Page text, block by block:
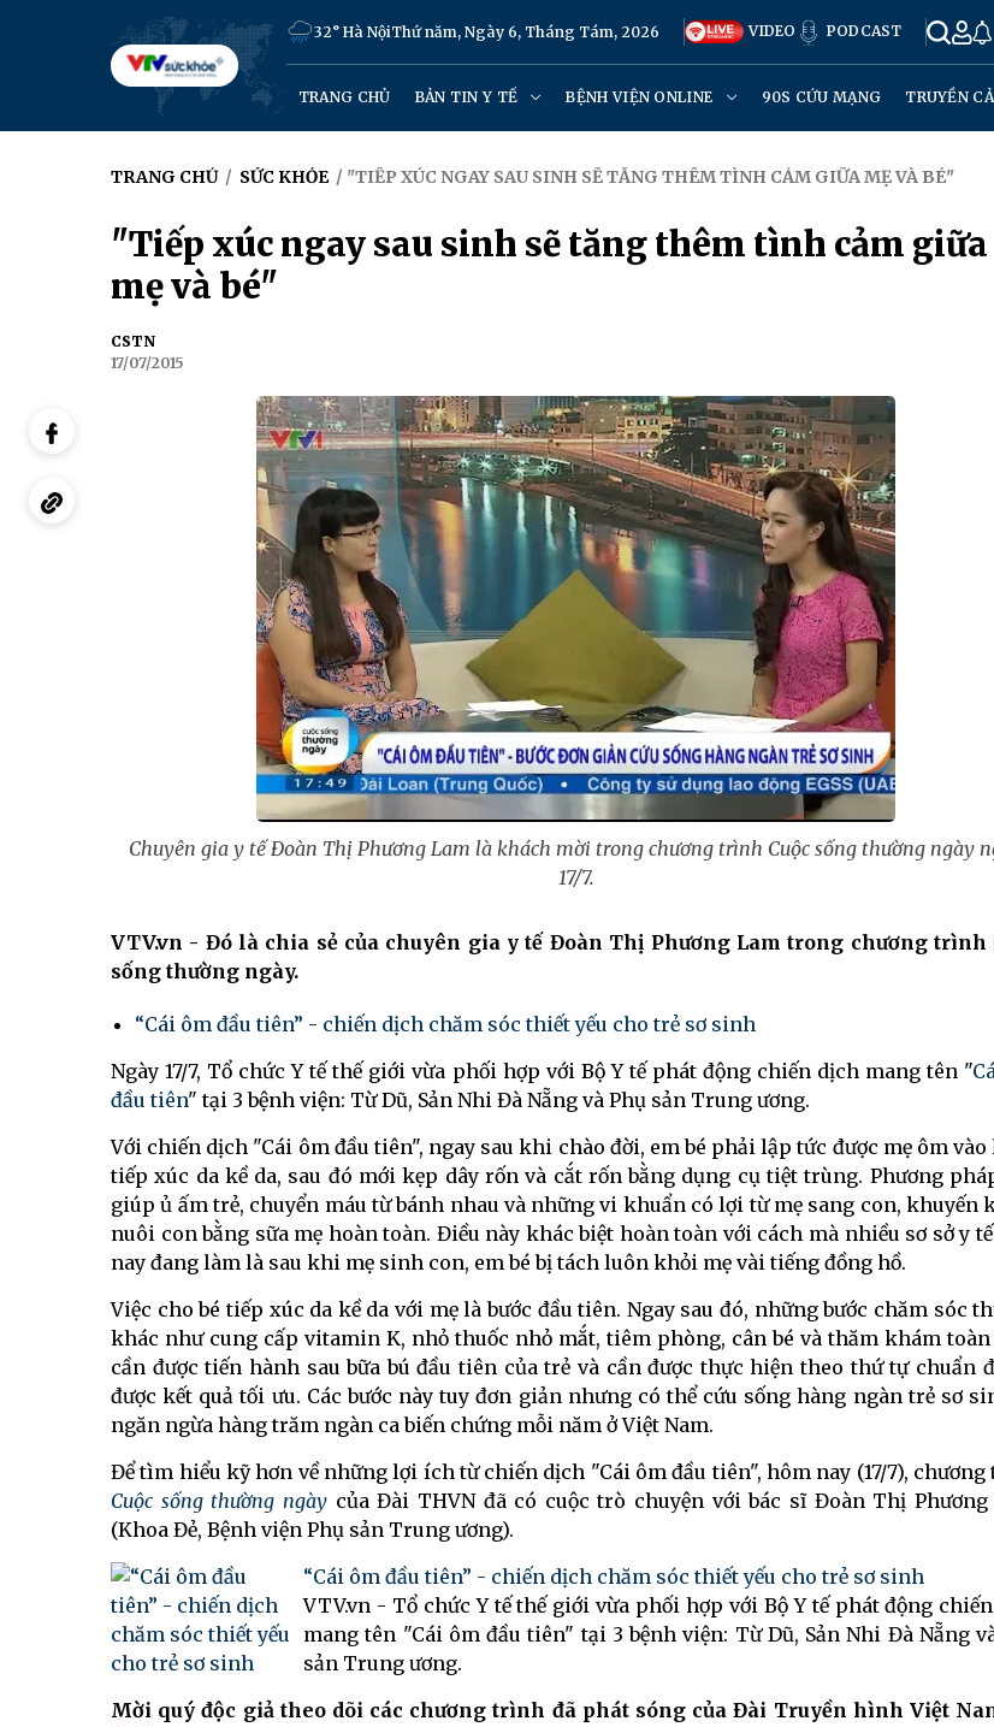
32° Hà NộiThứ năm, Ngày 6, Tháng Tám, 2026 VIDEO PODCAST
TRANG CHỦ BẢN TIN Y TẾ BỆNH VIỆN ONLINE 90S CỨU MẠNG TRUYỀN
TRANG CHỦ / SỨC KHỎE / "TIẾP XÚC NGAY SAU SINH SẼ TĂNG THÊM TÌNH CẢM GIỮA MẸ VÀ BÉ"
"Tiếp xúc ngay sau sinh sẽ tăng thêm tình cảm giữa
mẹ và bé"
CSTN
17/07/2015
Chuyên gia y tế Đoàn Thị Phương Lam là khách mời trong chương trình Cuộc sống thường ngày
17/7.
VTV.vn - Đó là chia sẻ của chuyên gia y tế Đoàn Thị Phương Lam trong chương trình
sống thường ngày.
“Cái ôm đầu tiên” - chiến dịch chăm sóc thiết yếu cho trẻ sơ sinh
Ngày 17/7, Tổ chức Y tế thế giới vừa phối hợp với Bộ Y tế phát động chiến dịch mang tên "
đầu tiên" tại 3 bệnh viện: Từ Dũ, Sản Nhi Đà Nẵng và Phụ sản Trung ương.
Với chiến dịch "Cái ôm đầu tiên", ngay sau khi chào đời, em bé phải lập tức được mẹ ôm vào
tiếp xúc da kề da, sau đó mới kẹp dây rốn và cắt rốn bằng dụng cụ tiệt trùng. Phương
giúp ủ ấm trẻ, chuyển máu từ bánh nhau và những vi khuẩn có lợi từ mẹ sang con, khuyến
nuôi con bằng sữa mẹ hoàn toàn. Điều này khác biệt hoàn toàn với cách mà nhiều sơ sở y
nay đang làm là sau khi mẹ sinh con, em bé bị tách luôn khỏi mẹ vài tiếng đồng hồ.
Việc cho bé tiếp xúc da kề da với mẹ là bước đầu tiên. Ngay sau đó, những bước chăm sóc
khác như cung cấp vitamin K, nhỏ thuốc nhỏ mắt, tiêm phòng, cân bé và thăm khám
cần được tiến hành sau bữa bú đầu tiên của trẻ và cần được thực hiện theo thứ tự chuẩn
được kết quả tối ưu. Các bước này tuy đơn giản nhưng có thể cứu sống hàng ngàn trẻ sơ
ngăn ngừa hàng trăm ngàn ca biến chứng mỗi năm ở Việt Nam.
Để tìm hiểu kỹ hơn về những lợi ích từ chiến dịch "Cái ôm đầu tiên", hôm nay (17/7),
Cuộc sống thường ngày của Đài THVN đã có cuộc trò chuyện với bác sĩ Đoàn Thị Phương
(Khoa Đẻ, Bệnh viện Phụ sản Trung ương).
“Cái ôm đầu tiên” - chiến dịch chăm sóc thiết yếu cho trẻ sơ sinh
VTV.vn - Tổ chức Y tế thế giới vừa phối hợp với Bộ Y tế phát động
mang tên "Cái ôm đầu tiên" tại 3 bệnh viện: Từ Dũ, Sản Nhi Đà Nẵng
sản Trung ương.
Mời quý độc giả theo dõi các chương trình đã phát sóng của Đài Truyền hình Việt